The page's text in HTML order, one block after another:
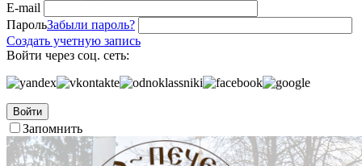
E-mail
ПарольЗабыли пароль?
Создать учетную запись
Войти через соц. сеть:
Войти
Запомнить